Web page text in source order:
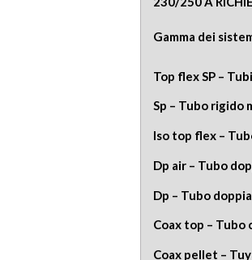
Gamma
Top flex SP –
Sp – Tubo rigido
Iso top flex –
Dp air – Tubo
Dp – Tubo
Coax top – Tubo
Coax pellet –